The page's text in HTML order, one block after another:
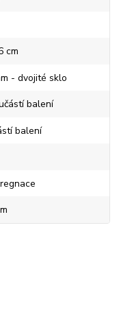
cm
- dvojité sklo
balení
balení